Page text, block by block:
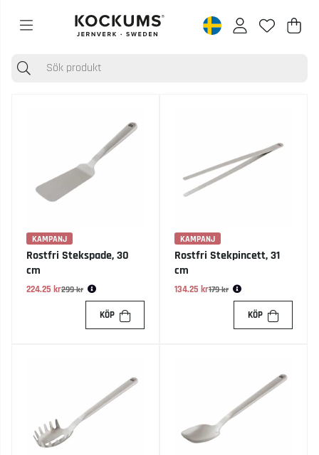
.
KAMPANJ
Rostfri Stekspade, 30
cm
224.25 kr
Ordinarie pris:
299 kr
KÖP
KAMPANJ
Rostfri Stekpincett, 31
cm
134.25 kr
Ordinarie pris:
179 kr
KÖP